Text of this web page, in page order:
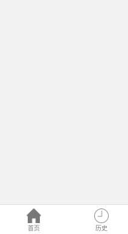
首页 历史